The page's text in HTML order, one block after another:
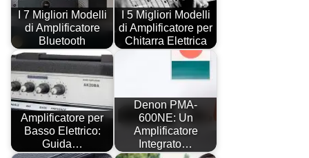
I 7 Migliori Modelli
di Amplificatore
Bluetooth
I 5 Migliori Modelli
di Amplificatore per
Chitarra Elettrica
Amplificatore per
Basso Elettrico:
Guida…
Denon PMA-
600NE: Un
Amplificatore
Integrato…